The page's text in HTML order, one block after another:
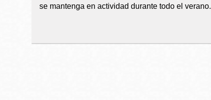
Misión
se mantenga en actividad durante todo el verano.